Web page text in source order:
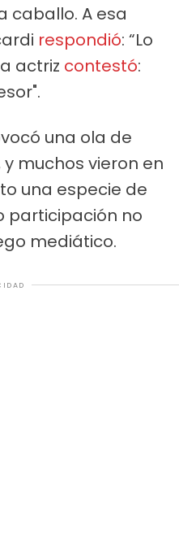
caballo. A esa
respondió: “Lo
actriz contestó:
una ola de
muchos vieron en
una especie de
participación no
mediático.